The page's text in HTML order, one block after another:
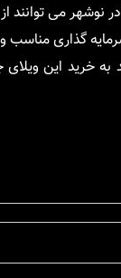
نوشهر می
گذاری مناسب
به خرید این